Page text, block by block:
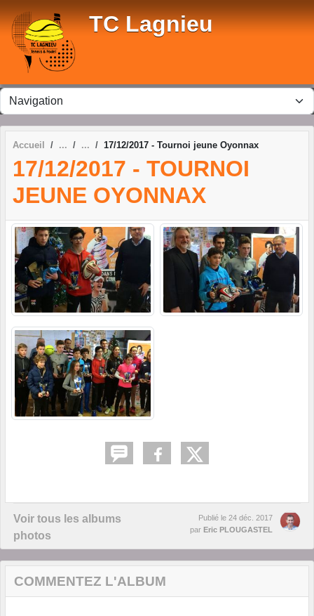
TC Lagnieu
Accueil 17/12/2017 - Tournoi jeune Oyonnax
17/12/2017 - TOURNOI
JEUNE OYONNAX
Voir tous les albums
photos
Publié le 24 déc. 2017
par Eric PLOUGASTEL
COMMENTEZ L'ALBUM